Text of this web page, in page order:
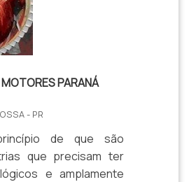
PARANÁ
- PR
de que são
que precisam ter
e amplamente